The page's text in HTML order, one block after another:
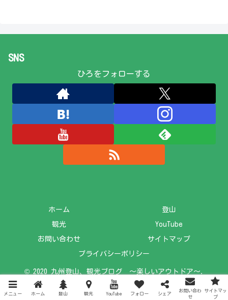
SNS
ひろをフォローする
ホーム 登山
観光 YouTube
お問い合わせ サイトマップ
プライバシーポリシー
© 2020 九州登山、観光ブログ ～楽しいアウトドア～.
メニュー ホーム 登山 観光 YouTube フォロー シェア
お問い合わ
せ
サイトマッ
プ